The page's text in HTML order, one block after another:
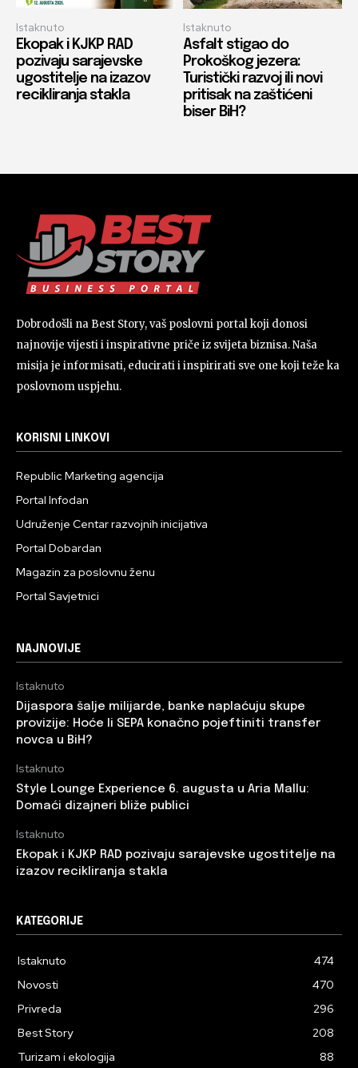
Istaknuto
Ekopak i KJKP RAD
pozivaju sarajevske
ugostitelje na izazov
recikliranja stakla
Istaknuto
Asfalt stigao do
Prokoškog jezera:
Turistički razvoj ili novi
pritisak na zaštićeni
biser BiH?
Dobrodošli na Best Story, vaš poslovni portal koji donosi
najnovije vijesti i inspirativne priče iz svijeta biznisa. Naša
misija je informisati, educirati i inspirirati sve one koji teže ka
poslovnom uspjehu.
KORISNI LINKOVI
Republic Marketing agencija
Portal Infodan
Udruženje Centar razvojnih inicijativa
Portal Dobardan
Magazin za poslovnu ženu
Portal Savjetnici
NAJNOVIJE
Istaknuto
Dijaspora šalje milijarde, banke naplaćuju skupe
provizije: Hoće li SEPA konačno pojeftiniti transfer
novca u BiH?
Istaknuto
Style Lounge Experience 6. augusta u Aria Mallu:
Domaći dizajneri bliže publici
Istaknuto
Ekopak i KJKP RAD pozivaju sarajevske ugostitelje na
izazov recikliranja stakla
KATEGORIJE
Istaknuto
474
Novosti
470
Privreda
296
Best Story
208
Turizam i ekologija
88